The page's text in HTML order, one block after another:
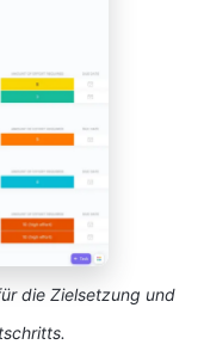
die Zielsetzung und